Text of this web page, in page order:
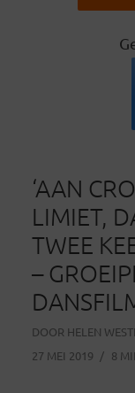
‘AAN
LIMIET,
TWEE
–
DOOR HELEN
27 MEI 2019
8